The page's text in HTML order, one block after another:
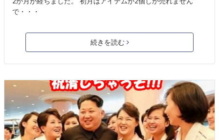
で・・・
続きを読む